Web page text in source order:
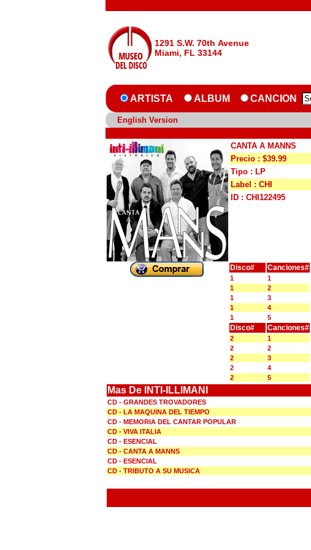
1291 S.W. 70th Avenue
Miami, FL 33144
ARTISTA ALBUM CANCION
English Version
CANTA A MANNS
Precio : $39.99
Tipo : LP
Label : CHI
ID : CHI122495
Disco# Canciones#
1 1
1
2
1
3
1
4
1
5
Disco# Canciones#
2 1
2
2
2
3
2
4
2
5
Mas De INTI-ILLIMANI
CD - GRANDES TROVADORES
CD - LA MAQUINA DEL TIEMPO
CD - MEMORIA DEL CANTAR POPULAR
CD - VIVA ITALIA
CD - ESENCIAL
CD - CANTA A MANNS
CD - ESENCIAL
CD - TRIBUTO A SU MUSICA